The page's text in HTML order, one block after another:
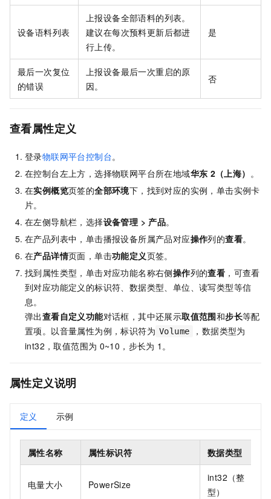
设备语料列表
上报设备全部语料的列表。
建议在每次预料更新后都进
行上传。
是
最后一次复位
的错误
上报设备最后一次重启的原
因。
否
查看属性定义
登录物联网平台控制台。
在控制台左上方，选择物联网平台所在地域华东 2（上海） 。
在实例概览页签的全部环境下，找到对应的实例，单击实例卡
片。
在左侧导航栏，选择设备管理 > 产品。
在产品列表中，单击播报设备所属产品对应操作列的查看。
在产品详情页面，单击功能定义页签。
找到属性类型，单击对应功能名称右侧操作列的查看 ，可查看
到对应功能定义的标识符、数据类型、单位、读写类型等信
息。
弹出查看自定义功能对话框，其中还展示取值范围和步长等配
置项。以音量属性为例，标识符为 Volume
，数据类型为
int32，取值范围为 0~10，步长为 1。
属性定义说明
定义 示例
属性名称 属性标识符 数据类型
电量大小 PowerSize
int32（整
型）